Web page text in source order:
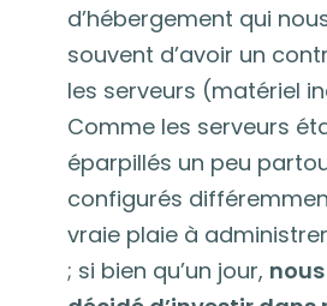
d’hébergement qui
souvent d’avoir un
les serveurs (matériel
Comme les serveurs
éparpillés un peu
configurés
vraie plaie à
; si bien qu’un jour,